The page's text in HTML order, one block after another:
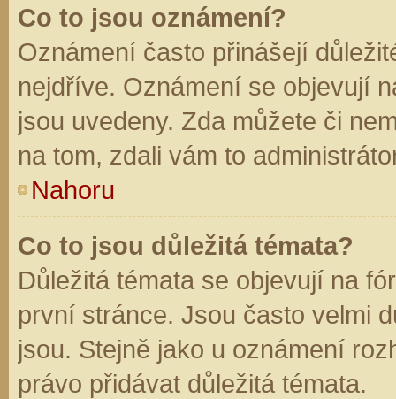
Co to jsou oznámení?
Oznámení často přinášejí
nejdříve. Oznámení se objevují
jsou uvedeny. Zda můžete či
na tom, zdali vám to
Nahoru
Co to jsou důležitá témata?
Důležitá témata se objevují na
první stránce. Jsou často velmi
jsou. Stejně jako u oznámení
právo přidávat důležitá témata.